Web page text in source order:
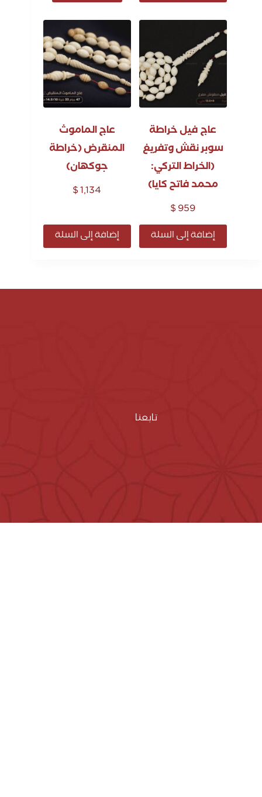
عاج فيل خراطة
سوبر نقش وتفريغ
(الخراط التركي:
محمد فاتح كايا)
$959
إضافة إلى السلة
عاج الماموث
المنقرض (خراطة
جوكهان)
$1,134
إضافة إلى السلة
تابعنا